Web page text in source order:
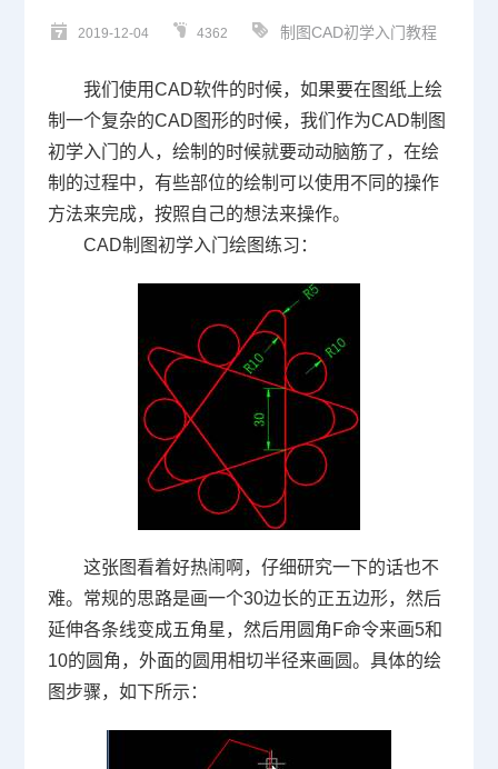
2019-12-04 4362 制图CAD初学入门教程
我们使用CAD软件的时候，如果要在图纸上绘
制一个复杂的CAD 图形的时候，我们作为CAD制图
初学入门的人，绘制的时候就要动动脑筋了，在绘
制的过程中，有些部位的绘制可以使用不同的操作
方法来完成，按照自己的想法来操作。
CAD制图初学入门 绘图练习：
这张图看着好热闹啊，仔细研究一下的话也不
难。常规的思路是画一个30边长的正五边形，然后
延伸各条线变成五角星，然后用圆角 F命令来画5和
10的圆角，外面的圆用相切半径来画圆。具体的绘
图步骤，如下所示：